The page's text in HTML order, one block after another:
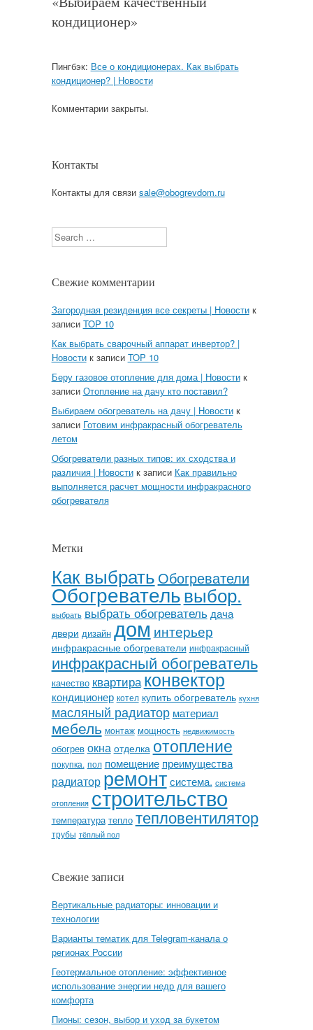
кондиционер»
Пингбэк: Все о кондиционерах. Как выбрать
кондиционер? | Новости
Комментарии закрыты.
Контакты
Контакты для связи sale@obogrevdom.ru
Search
Свежие комментарии
Загородная резиденция все секреты | Новостик
записи TOP 10
Как выбрать сварочный аппарат инвертор? |
Новостик записи TOP 10
Беру газовое отопление для дома | Новостик
записи Отопление на дачу кто поставил?
Выбираем обогреватель на дачу | Новостик
записи Готовим инфракрасный обогреватель
летом
Обогреватели разных типов: их сходства и
различия | Новостик записи Как правильно
выполняется расчет мощности инфракрасного
обогревателя
Метки
Как выбрать Обогреватели
Обогревательвыбор.
выбрать выбрать обогреватель дача
двери дизайн дом интерьер
инфракрасные обогреватели инфракрасный
инфракрасный обогреватель
качество квартираконвектор
кондиционер котел купить обогреватель кухня
масляный радиатор материал
мебель монтаж мощность недвижимость
обогрев окна отделка отопление
покупка. пол помещение преимущества
радиатор ремонт система. система
отопления строительство
температура тепло тепловентилятор
трубы тёплый пол
Свежие записи
Вертикальные радиаторы: инновации и
технологии
Варианты тематик для Telegram-канала о
регионах России
Геотермальное отопление: эффективное
использование энергии недр для вашего
комфорта
Пионы: сезон, выбор и уход за букетом